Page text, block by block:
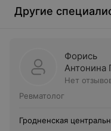
Другие
Форись
Антонина
Нет
Ревматолог
Гродненская